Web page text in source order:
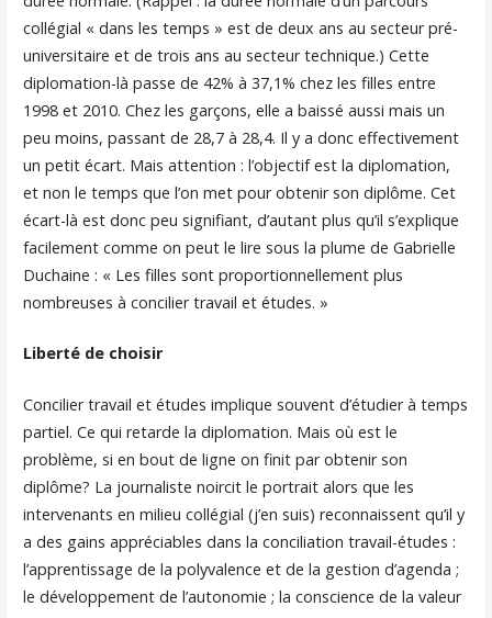
collégial « dans les temps » est de deux ans au secteur pré-
universitaire et de trois ans au secteur technique.) Cette
diplomation-là passe de 42% à 37,1% chez les filles entre
1998 et 2010. Chez les garçons, elle a baissé aussi mais un
peu moins, passant de 28,7 à 28,4. Il y a donc effectivement
un petit écart. Mais attention : l’objectif est la diplomation,
et non le temps que l’on met pour obtenir son diplôme. Cet
écart-là est donc peu signifiant, d’autant plus qu’il s’explique
facilement comme on peut le lire sous la plume de Gabrielle
Duchaine : « Les filles sont proportionnellement plus
nombreuses à concilier travail et études. »
Liberté de choisir
Concilier travail et études implique souvent d’étudier à temps
partiel. Ce qui retarde la diplomation. Mais où est le
problème, si en bout de ligne on finit par obtenir son
diplôme? La journaliste noircit le portrait alors que les
intervenants en milieu collégial (j’en suis) reconnaissent qu’il y
a des gains appréciables dans la conciliation travail-études :
l’apprentissage de la polyvalence et de la gestion d’agenda ;
le développement de l’autonomie ; la conscience de la valeur